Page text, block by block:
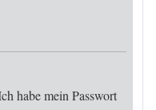
habe mein Passwort